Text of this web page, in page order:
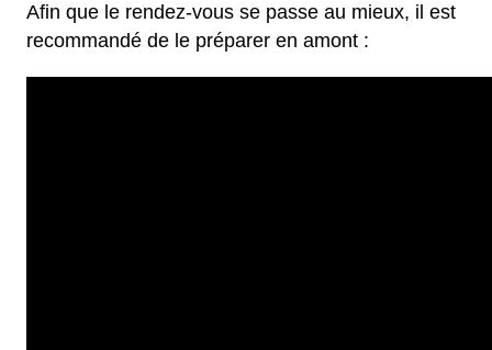
Afin que le rendez-vous se passe au mieux, il est
recommandé de le préparer en amont :